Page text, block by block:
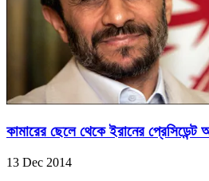
কামারের ছেলে থেকে ইরানের প্রেসিডেন্ট
13 Dec 2014